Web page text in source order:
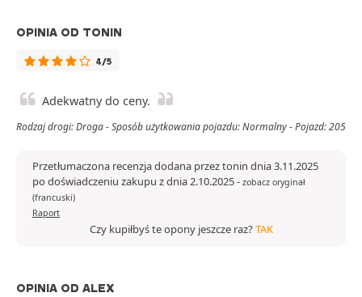
OPINIA OD TONIN
4/5
Adekwatny do ceny.
Rodzaj drogi: Droga - Sposób użytkowania pojazdu: Normalny - Pojazd: 205
Przetłumaczona recenzja dodana przez tonin dnia 3.11.2025
po doświadczeniu zakupu z dnia 2.10.2025- zobacz oryginał
(francuski)
Raport
Czy kupiłbyś te opony jeszcze raz?TAK
OPINIA OD ALEX